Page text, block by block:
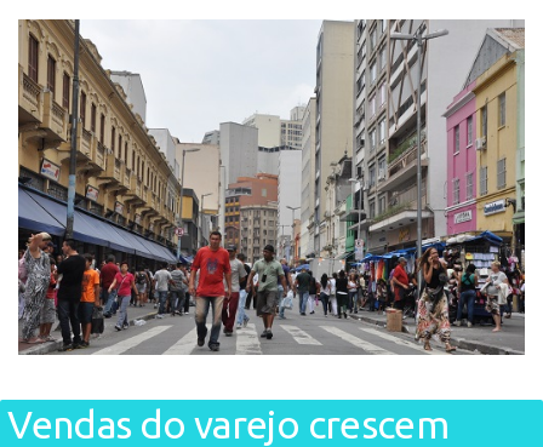
Vendas do varejo crescem